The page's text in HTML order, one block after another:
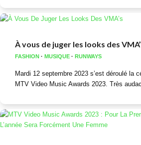
À vous de juger les looks des
FASHION · MUSIQUE · RUNWAYS
Mardi 12 septembre 2023 s’est déroulé la
MTV Video Music Awards 2023. Très